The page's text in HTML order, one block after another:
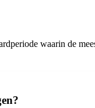
waarin de